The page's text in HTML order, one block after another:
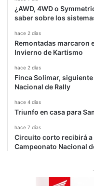
¿AWD, 4WD o
saber sobre los
hace 2 días
Remontadas marcaron
Invierno de Kartismo
hace 2 días
Finca Solimar,
Nacional de Rally
hace 4 días
Triunfo en casa para
hace 7 días
Circuito corto recibirá
Campeonato Nacional